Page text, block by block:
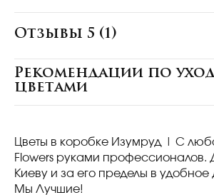
Отзывы 5 (1)
Рекомендации по
цветами
Цветы в коробке Изумруд | С
Flowers руками профессионалов.
Киеву и за его пределы в удобное
Мы Лучшие!